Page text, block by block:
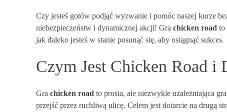
Czy jesteś gotów podjąć wyzwanie i pomóc naszej kurze
niebezpieczeństw i dynamicznej akcji! Gra chicken road to
jak daleko jesteś w stanie posunąć się, aby osiągnąć sukces.
Czym Jest Chicken Road i
Gra chicken road to prosta, ale niezwykle uzależniająca
przejść przez ruchliwą ulicę. Celem jest dotarcie na drugą